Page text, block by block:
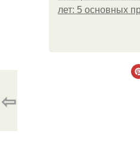
лет: 5 основных
⇦